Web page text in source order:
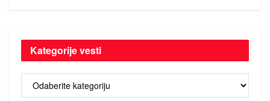
Kategorije vesti
Kategorije
vesti